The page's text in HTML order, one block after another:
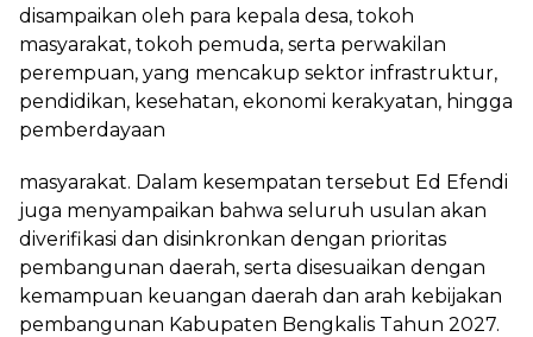
disampaikan oleh para kepala desa, tokoh
masyarakat, tokoh pemuda, serta perwakilan
perempuan, yang mencakup sektor infrastruktur,
pendidikan, kesehatan, ekonomi kerakyatan, hingga
pemberdayaan
masyarakat. Dalam kesempatan tersebut Ed Efendi
juga menyampaikan bahwa seluruh usulan akan
diverifikasi dan disinkronkan dengan prioritas
pembangunan daerah, serta disesuaikan dengan
kemampuan keuangan daerah dan arah kebijakan
pembangunan Kabupaten Bengkalis Tahun 2027.